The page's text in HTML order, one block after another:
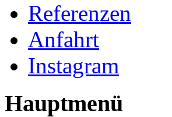
Referenzen
Anfahrt
Instagram
Hauptmenü